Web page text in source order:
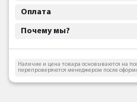
Оплата
Почему мы?
Наличие и цена товара основываются на
перепроверяются менеджером после